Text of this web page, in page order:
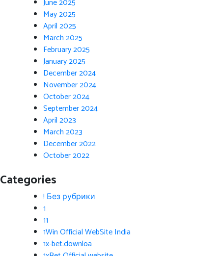
June 2025
May 2025
April 2025
March 2025
February 2025
January 2025
December 2024
November 2024
October 2024
September 2024
April 2023
March 2023
December 2022
October 2022
Categories
! Без рубрики
1
11
1Win Official WebSite India
1x-bet.downloa